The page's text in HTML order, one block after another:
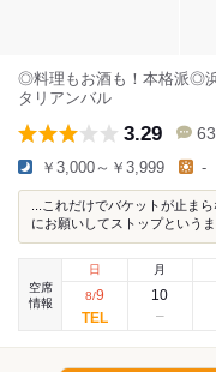
◎料理もお酒も！本格派◎
タリアンバル
3.29 63
￥3,000～￥3,999 -
...これだけでバケットが止ま
にお願いしてストップという
空席
情報
日
8/9
月
10